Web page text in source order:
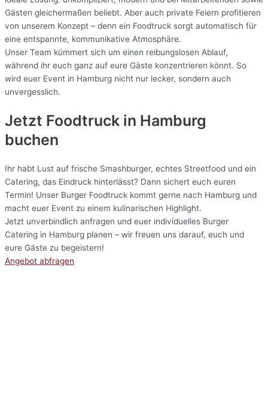
Gästen gleichermaßen beliebt. Aber auch private Feiern profitieren
von unserem Konzept – denn ein Foodtruck sorgt automatisch für
eine entspannte, kommunikative Atmosphäre.
Unser Team kümmert sich um einen reibungslosen Ablauf,
während ihr euch ganz auf eure Gäste konzentrieren könnt. So
wird euer Event in Hamburg nicht nur lecker, sondern auch
unvergesslich.
Jetzt Foodtruck in Hamburg
buchen
Ihr habt Lust auf frische Smashburger, echtes Streetfood und ein
Catering, das Eindruck hinterlässt? Dann sichert euch euren
Termin! Unser Burger Foodtruck kommt gerne nach Hamburg und
macht euer Event zu einem kulinarischen Highlight.
Jetzt unverbindlich anfragen und euer individuelles Burger
Catering in Hamburg planen – wir freuen uns darauf, euch und
eure Gäste zu begeistern!
Angebot abfragen